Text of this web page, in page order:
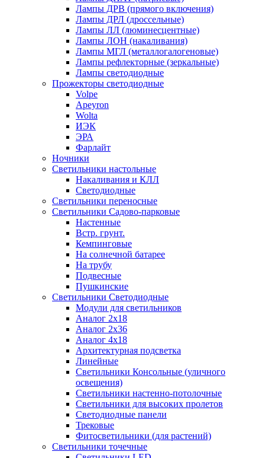
Лампы ДРВ (прямого включения)
Лампы ДРЛ (дроссельные)
Лампы ЛЛ (люминесцентные)
Лампы ЛОН (накаливания)
Лампы МГЛ (металлогалогеновые)
Лампы рефлекторные (зеркальные)
Лампы светодиодные
Прожекторы светодиодные
Volpe
Apeyron
Wolta
ИЭК
ЭРА
Фарлайт
Ночники
Светильники настольные
Накаливания и КЛЛ
Светодиодные
Светильники переносные
Светильники Садово-парковые
Настенные
Встр. грунт.
Кемпинговые
На солнечной батарее
На трубу
Подвесные
Пушкинские
Светильники Светодиодные
Модули для светильников
Аналог 2х18
Аналог 2х36
Аналог 4х18
Архитектурная подсветка
Линейные
Светильники Консольные (уличного
освещения)
Светильники настенно-потолочные
Светильники для высоких пролетов
Светодиодные панели
Трековые
Фитосветильники (для растений)
Светильники точечные